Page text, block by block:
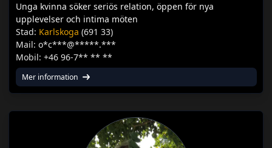
Unga kvinna söker seriös relation, öppen för nya
upplevelser och intima möten
Stad: Karlskoga (691 33)
Mail: o*c***@*****.***
Mobil: +46 96-7** ** **
Mer information